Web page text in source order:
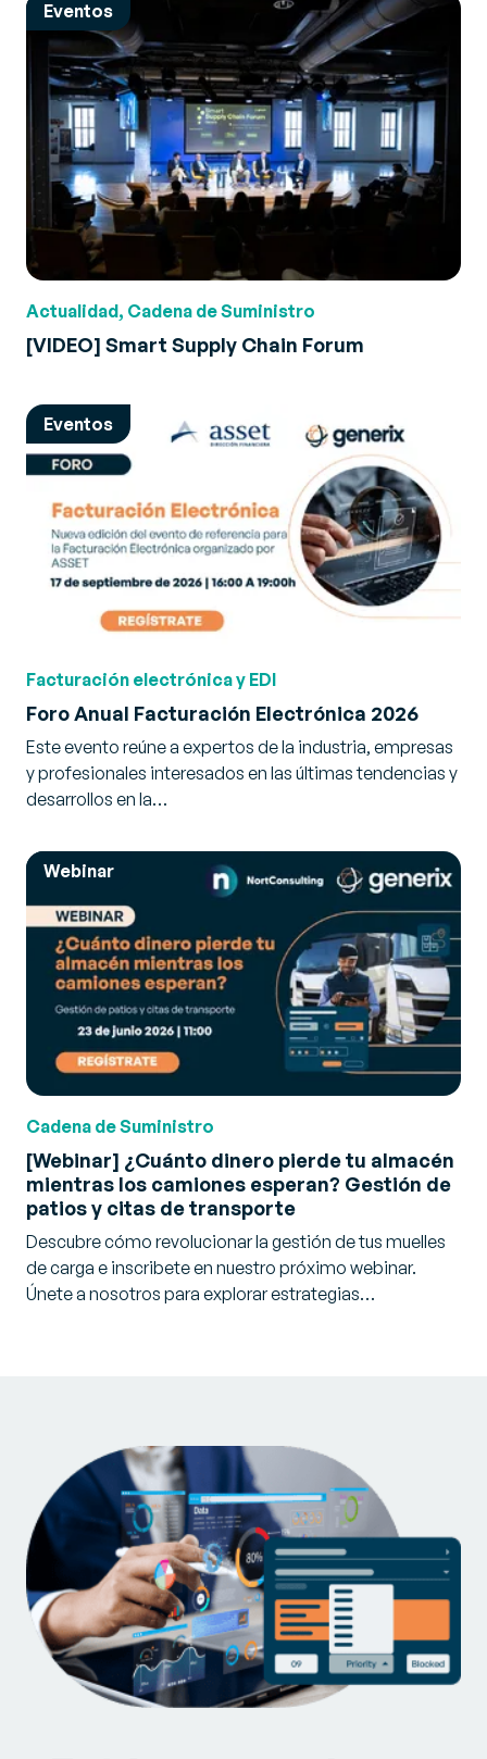
Eventos
Actualidad, Cadena de Suministro
[VIDEO] Smart Supply Chain Forum
Eventos
Facturación electrónica y EDI
Foro Anual Facturación Electrónica 2026
Este evento reúne a expertos de la industria, empresas
y profesionales interesados en las últimas tendencias y
desarrollos en la…
Webinar
Cadena de Suministro
[Webinar] ¿Cuánto dinero pierde tu almacén
mientras los camiones esperan? Gestión de
patios y citas de transporte
Descubre cómo revolucionar la gestión de tus muelles
de carga e inscribete en nuestro próximo webinar.
Únete a nosotros para explorar estrategias…